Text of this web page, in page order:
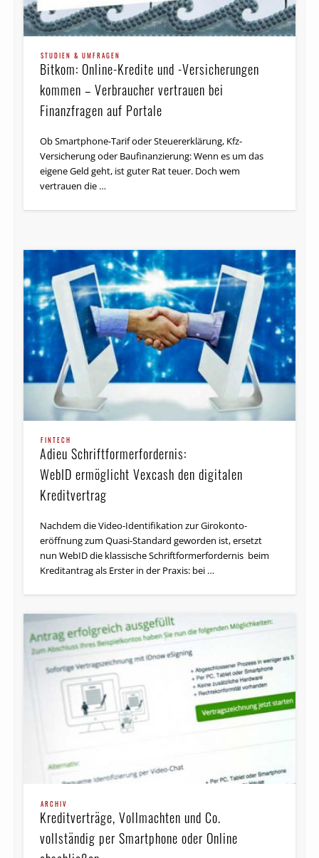
STUDIEN & UMFRAGEN
Bitkom: Online-Kredite und -Versicherungen
kommen – Verbraucher vertrauen bei
Finanzfragen auf Portale
Ob Smartphone-Tarif oder Steuererklärung, Kfz-
Versicherung oder Baufinanzierung: Wenn es um das
eigene Geld geht, ist guter Rat teuer. Doch wem
vertrauen die …
FINTECH
Adieu Schriftformerfordernis:
WebID ermöglicht Vexcash den digitalen
Kreditvertrag
Nachdem die Video-Identifikation zur Giro­konto­
eröffnung zum Quasi-Standard geworden ist, ersetzt
nun WebID die klassische Schrift­form­er­forder­nis beim
Kreditantrag als Erster in der Praxis: bei …
ARCHIV
Kreditverträge, Vollmachten und Co.
vollständig per Smartphone oder Online